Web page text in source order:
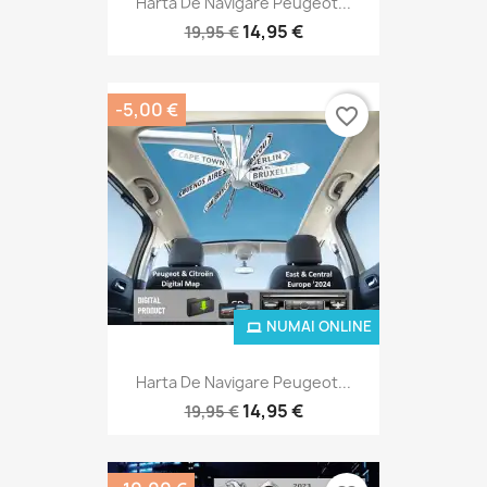
19,95 € 14,95 €
Harta De Navigare Peugeot...
19,95 € 14,95 €
NUMAI ONLINE
-5,00 € favorite_border